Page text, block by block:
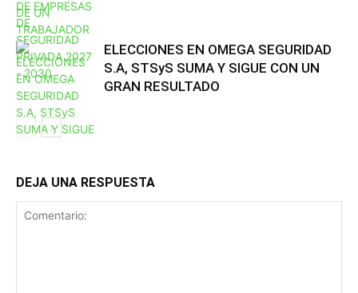
ELECCIONES EN OMEGA SEGURIDAD
S.A, STSyS SUMA Y SIGUE CON UN
GRAN RESULTADO
DEJA UNA RESPUESTA